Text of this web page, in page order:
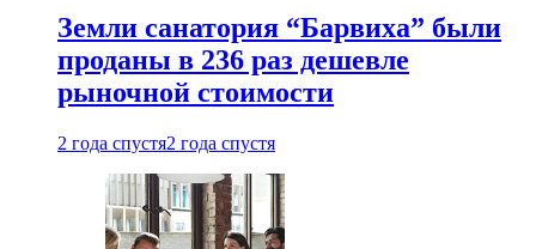
Земли санатория “Барвиха” были
проданы в 236 раз дешевле
рыночной стоимости
2 года спустя2 года спустя